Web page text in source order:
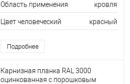
Область применения кровля
Цвет человеческий красный
Подробнее
Карнизная планка RAL 3000
оцинкованная c порошковым